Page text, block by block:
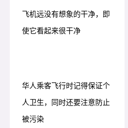
飞机远没有想象的干净，即
使它看起来很干净
华人乘客飞行时记得保证个
人卫生，同时还要注意防止
被污染